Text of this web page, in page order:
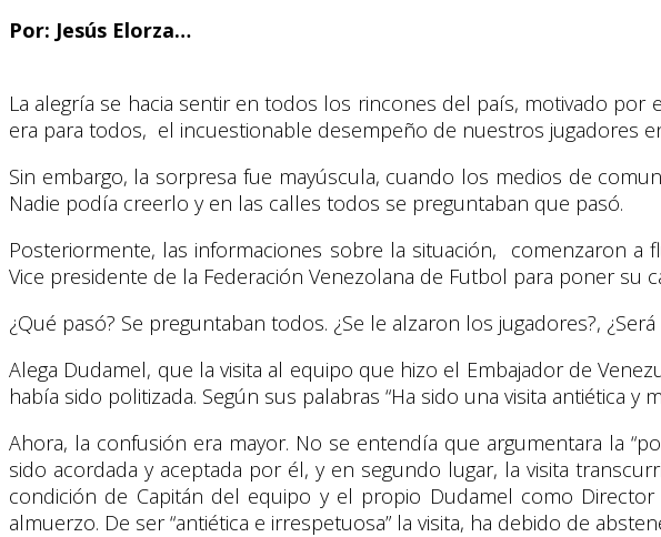
Por: Jesús Elorza…
La alegría se hacia sentir en todos los rincones del país, motivado
era para todos, el incuestionable desempeño de nuestros jugadores
Sin embargo, la sorpresa fue mayúscula, cuando los medios de
Nadie podía creerlo y en las calles todos se preguntaban que pasó.
Posteriormente, las informaciones sobre la situación, comenzaron
Vice presidente de la Federación Venezolana de Futbol para poner su
¿Qué pasó? Se preguntaban todos. ¿Se le alzaron los jugadores?,
Alega Dudamel, que la visita al equipo que hizo el Embajador de
había sido politizada. Según sus palabras “Ha sido una visita antiética y
Ahora, la confusión era mayor. No se entendía que argumentara la
sido acordada y aceptada por él, y en segundo lugar, la visita
condición de Capitán del equipo y el propio Dudamel como
almuerzo. De ser “antiética e irrespetuosa” la visita, ha debido de